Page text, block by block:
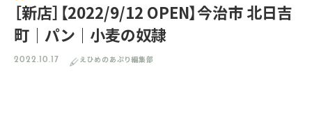
［新店］【2022/9/12 OPEN】今治市 北日吉
町｜パン｜小麦の奴隷
2022.10.17 えひめのあぷり編集部